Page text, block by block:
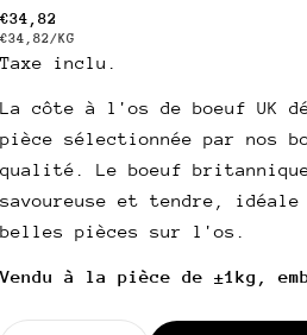
Prix
habituel
€34,82
PRIX
UNITAIRE
€34,82/PAR
KG
Taxe inclu.
La côte à l'os de boeuf UK
pièce sélectionnée par nos
qualité. Le boeuf
savoureuse et tendre, idéale
belles pièces sur l'os.
Vendu à la pièce de ±1kg,
Partager ce produit
Partager
Partager
Facebook
PartagerÉpingler
Pinterest
Votre
message